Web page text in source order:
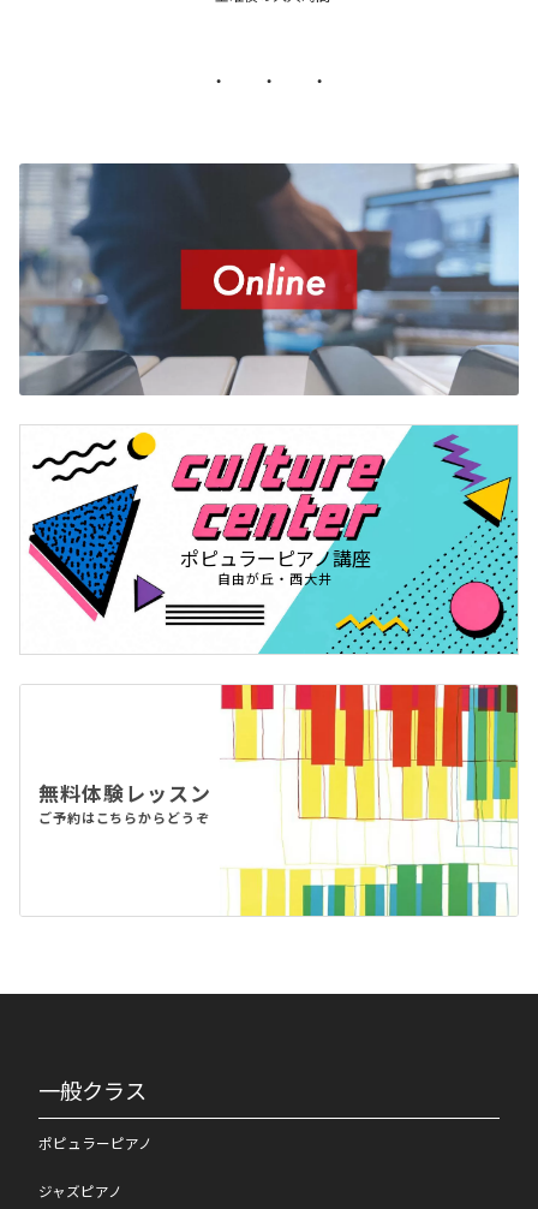
・ ・ ・
ポピュラーピアノ講座
自由が丘・西大井
無料体験レッスン
ご予約はこちらからどうぞ
一般クラス
ポピュラーピアノ
ジャズピアノ